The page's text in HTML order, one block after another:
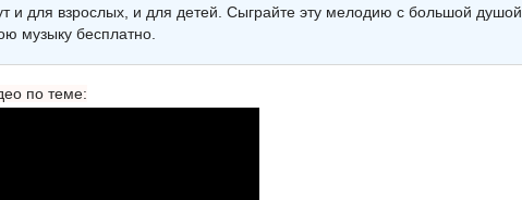
и для взрослых, и для детей. Сыграйте эту мелодию с большой душой.
музыку бесплатно.
по теме: